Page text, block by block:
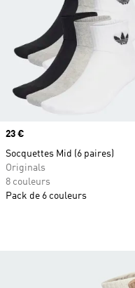
Prix
23 €
Socquettes Mid (6 paires)
Originals
8 couleurs
Pack de 6 couleurs